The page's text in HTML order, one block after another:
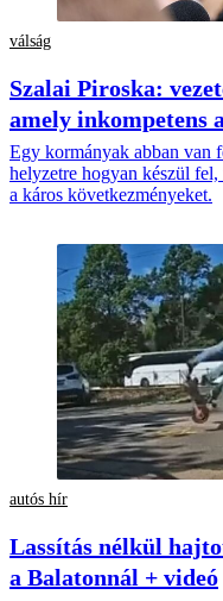
válság
Szalai Piroska:
amely inkompetens
Egy kormányak abban van
helyzetre hogyan készül
a káros következményeket.
autós hír
Lassítás nélkül
a Balatonnál + videó